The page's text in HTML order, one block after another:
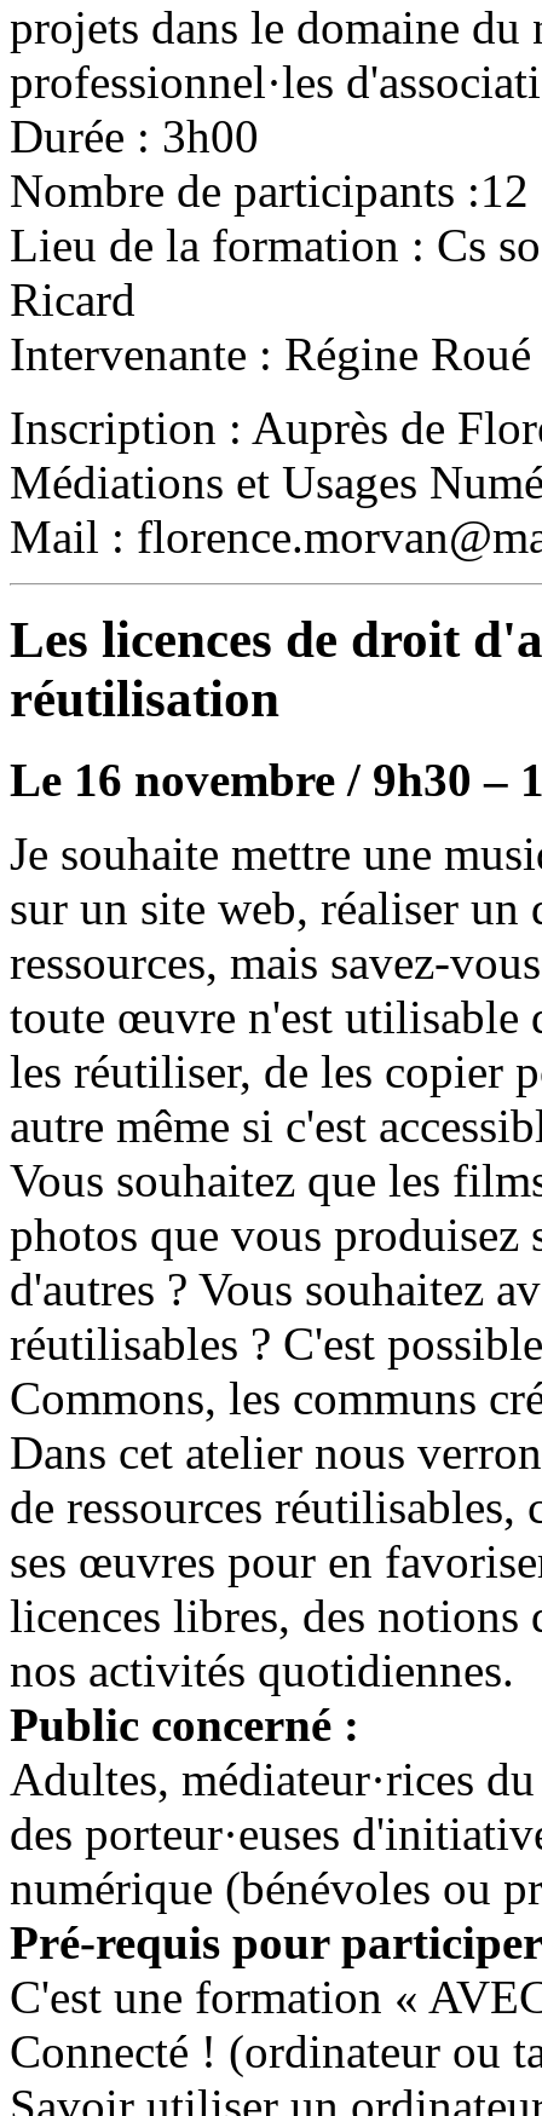
projets dans le domaine
professionnel·les
Durée : 3h00
Nombre de participants :12
Lieu de la formation : Cs
Ricard
Intervenante : Régine Roué
Inscription : Auprès de
Médiations et Usages
Mail :
Les licences de droit
réutilisation
Le 16 novembre / 9h30 –
Je souhaite mettre une
sur un site web, réaliser un
ressources, mais savez-
toute œuvre n'est utilisable
les réutiliser, de les copier
autre même si c'est
Vous souhaitez que les
photos que vous
d'autres ? Vous souhaitez
réutilisables ? C'est
Commons, les communs
Dans cet atelier nous
de ressources réutilisables,
ses œuvres pour en
licences libres, des
nos activités quotidiennes.
Public concerné :
Adultes, médiateur·rices
des porteur·euses
numérique (bénévoles ou
Pré-requis pour
C'est une formation «
Connecté ! (ordinateur ou
Savoir utiliser un